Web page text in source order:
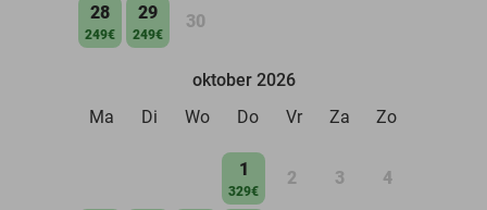
28
249€
29
249€
30
oktober 2026
Ma
Di Wo Do Vr Za Zo
1
329€
2 3 4